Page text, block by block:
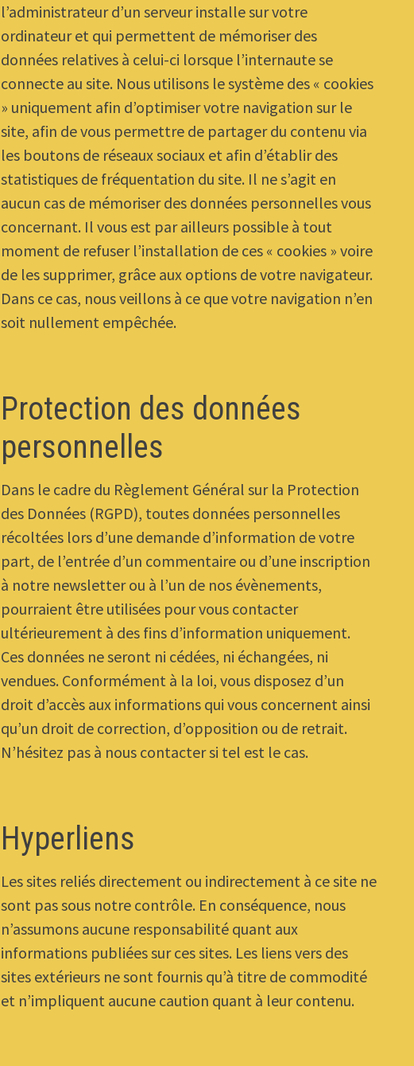
l’administrateur d’un serveur installe sur votre
ordinateur et qui permettent de mémoriser des
données relatives à celui-ci lorsque l’internaute se
connecte au site. Nous utilisons le système des « cookies
» uniquement afin d’optimiser votre navigation sur le
site, afin de vous permettre de partager du contenu via
les boutons de réseaux sociaux et afin d’établir des
statistiques de fréquentation du site. Il ne s’agit en
aucun cas de mémoriser des données personnelles vous
concernant. Il vous est par ailleurs possible à tout
moment de refuser l’installation de ces « cookies » voire
de les supprimer, grâce aux options de votre navigateur.
Dans ce cas, nous veillons à ce que votre navigation n’en
soit nullement empêchée.
Protection des données
personnelles
Dans le cadre du Règlement Général sur la Protection
des Données (RGPD), toutes données personnelles
récoltées lors d’une demande d’information de votre
part, de l’entrée d’un commentaire ou d’une inscription
à notre newsletter ou à l’un de nos évènements,
pourraient être utilisées pour vous contacter
ultérieurement à des fins d’information uniquement.
Ces données ne seront ni cédées, ni échangées, ni
vendues. Conformément à la loi, vous disposez d’un
droit d’accès aux informations qui vous concernent ainsi
qu’un droit de correction, d’opposition ou de retrait.
N’hésitez pas à nous contacter si tel est le cas.
Hyperliens
Les sites reliés directement ou indirectement à ce site ne
sont pas sous notre contrôle. En conséquence, nous
n’assumons aucune responsabilité quant aux
informations publiées sur ces sites. Les liens vers des
sites extérieurs ne sont fournis qu’à titre de commodité
et n’impliquent aucune caution quant à leur contenu.